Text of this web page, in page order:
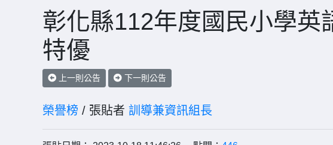
彰化縣112年度國民小學英
特優
上一則公告 下一則公告
榮譽榜 / 張貼者 訓導兼資訊組長